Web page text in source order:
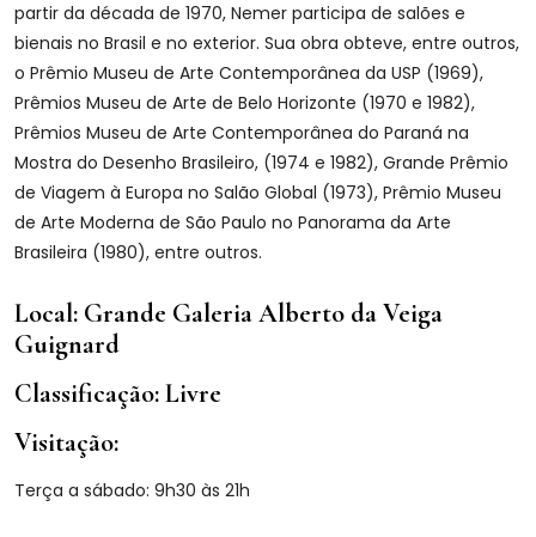
partir da década de 1970, Nemer participa de salões e
bienais no Brasil e no exterior. Sua obra obteve, entre outros,
o Prêmio Museu de Arte Contemporânea da USP (1969),
Prêmios Museu de Arte de Belo Horizonte (1970 e 1982),
Prêmios Museu de Arte Contemporânea do Paraná na
Mostra do Desenho Brasileiro, (1974 e 1982), Grande Prêmio
de Viagem à Europa no Salão Global (1973), Prêmio Museu
de Arte Moderna de São Paulo no Panorama da Arte
Brasileira (1980), entre outros.
Local: Grande Galeria Alberto da Veiga
Guignard
Classificação:Livre
Visitação:
Terça a sábado: 9h30 às 21h